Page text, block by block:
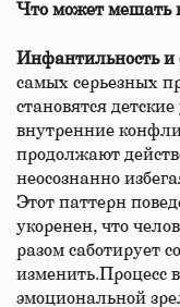
Что может мешать
Инфантильность и
самых серьезных
становятся
внутренние
продолжают
неосознанно
Этот паттерн
укоренен, что
разом саботирует
изменить.Процесс
эмоциональной